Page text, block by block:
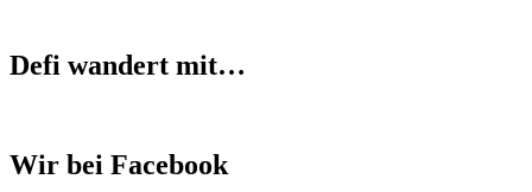
Defi wandert mit…
Wir bei Facebook